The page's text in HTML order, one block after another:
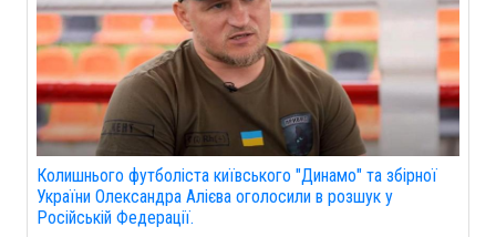
Колишнього футболіста київського "Динамо" та збірної
України Олександра Алієва оголосили в розшук у
Російській Федерації.